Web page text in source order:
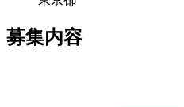
募集内容